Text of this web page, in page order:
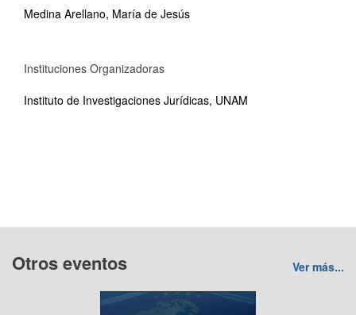
Medina Arellano, María de Jesús
Instituciones Organizadoras
Instituto de Investigaciones Jurídicas, UNAM
Otros eventos Ver más...